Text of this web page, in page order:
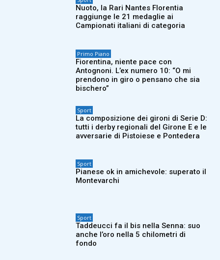
Nuoto, la Rari Nantes Florentia
raggiunge le 21 medaglie ai
Campionati italiani di categoria
Primo Piano
Fiorentina, niente pace con
Antognoni. L’ex numero 10: “O mi
prendono in giro o pensano che sia
bischero”
Sport
La composizione dei gironi di Serie D:
tutti i derby regionali del Girone E e le
avversarie di Pistoiese e Pontedera
Sport
Pianese ok in amichevole: superato il
Montevarchi
Sport
Taddeucci fa il bis nella Senna: suo
anche l’oro nella 5 chilometri di
fondo